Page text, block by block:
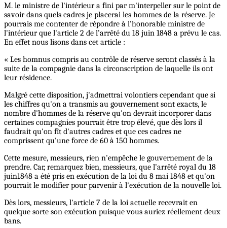
M. le ministre de l'intérieur a fini par m'interpeller sur le point de
savoir dans quels cadres je placerai les hommes de la réserve. Je
pourrais me contenter de répondre à l'honorable ministre de
l'intérieur que l'article 2 de l’arrêté du 18 juin 1848 a prévu le cas.
En effet nous lisons dans cet article :
« Les homnus compris au contrôle de réserve seront classés à la
suite de la compagnie dans la circonscription de laquelle ils ont
leur résidence.
Malgré cette disposition, j'admettrai volontiers cependant que si
les chiffres qu'on a transmis au gouvernement sont exacts, le
nombre d'hommes de la réserve qu'on devrait incorporer dans
certaines compagnies pourrait être trop élevé, que dès lors il
faudrait qu'on fît d'autres cadres et que ces cadres ne
comprissent qu'une force de 60 à 150 hommes.
Cette mesure, messieurs, rien n'empêche le gouvernement de la
prendre. Car, remarquez bien, messieurs, que l’arrêté royal du 18
juin1848 a été pris en exécution de la loi du 8 mai 1848 et qu'on
pourrait le modifier pour parvenir à l'exécution de la nouvelle loi.
Dès lors, messieurs, l'article 7 de la loi actuelle recevrait en
quelque sorte son exécution puisque vous auriez réellement deux
bans.